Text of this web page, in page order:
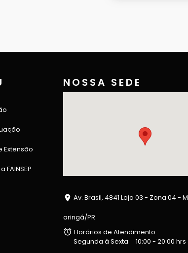
Extensão
FAINSEP
NOSSA SEDE
Av. Brasil, 4841 Loja 03 - Zona 04 - M
aringá/PR
Horários de Atendimento
Segunda à Sexta
10:00 - 20:00 hrs